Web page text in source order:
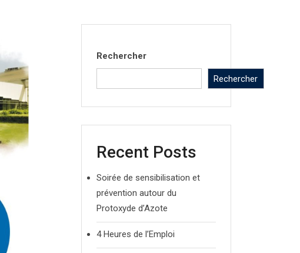
Rechercher
Rechercher
Recent Posts
Soirée de sensibilisation et
prévention autour du
Protoxyde d’Azote
4 Heures de l’Emploi